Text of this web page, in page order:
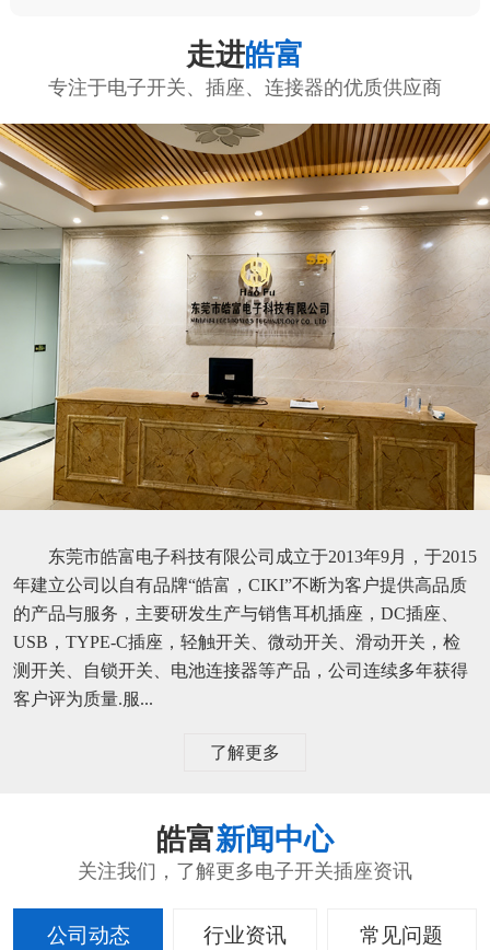
走进皓富
专注于电子开关、插座、连接器的优质供应商
东莞市皓富电子科技有限公司成立于2013年9月，于2015
年建立公司以自有品牌“皓富，CIKI”不断为客户提供高品质
的产品与服务，主要研发生产与销售耳机插座，DC插座、
USB，TYPE-C插座，轻触开关、微动开关、滑动开关，检
测开关、自锁开关、电池连接器等产品，公司连续多年获得
客户评为质量.服...
了解更多
皓富新闻中心
关注我们，了解更多电子开关插座资讯
公司动态 行业资讯 常见问题